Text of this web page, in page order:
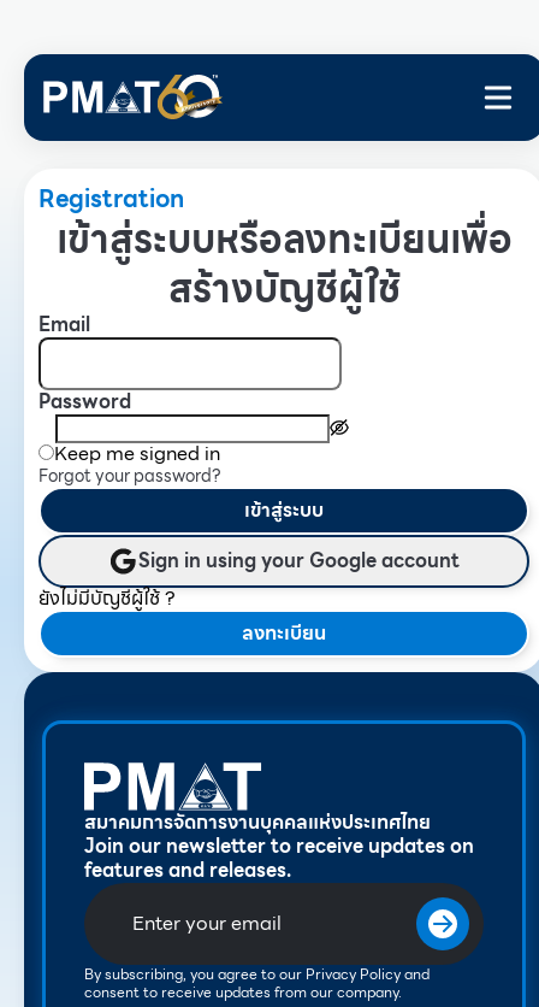
Registration
เข้าสู่ระบบหรือลงทะเบียนเพื่อ
สร้างบัญชีผู้ใช้
Email
Password
Keep me signed in
Forgot your password?
เข้าสู่ระบบ
Sign in using your Google account
ยังไม่มีบัญชีผู้ใช้ ?
ลงทะเบียน
สมาคมการจัดการงานบุคคลแห่งประเทศไทย
Join our newsletter to receive updates on
features and releases.
By subscribing, you agree to our Privacy Policy and
consent to receive updates from our company.